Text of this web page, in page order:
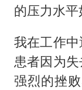
的压力水平
我在工作
患者因为
强烈的挫